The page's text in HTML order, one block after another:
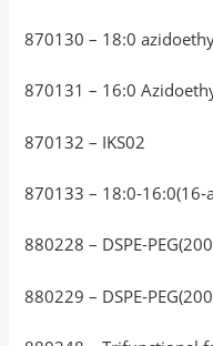
870130 – 18:0
870131 – 16:0
870132 – IKS02
870133 – 18:0-16:0(16-
880228 – DSPE-
880229 – DSPE-